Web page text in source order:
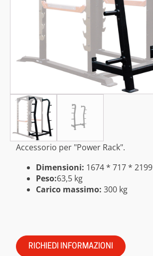
Accessorio per "Power Rack".
Dimensioni: 1674 * 717 *
Peso:63,5 kg
Carico massimo: 300 kg
RICHIEDI INFORMAZIONI